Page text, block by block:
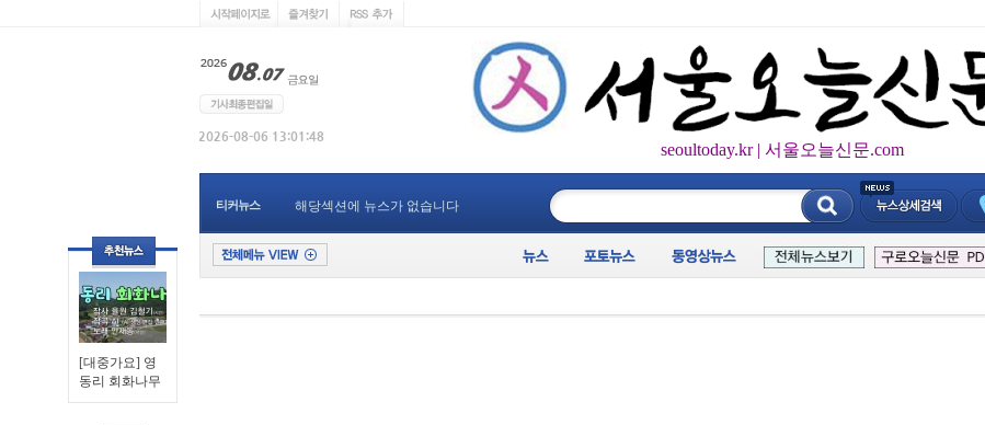
[대중가요] 영
동리 회화나무
seoultoday.kr | 서울오늘신문.com
티커뉴스 해당섹션에 뉴스가 없습니다